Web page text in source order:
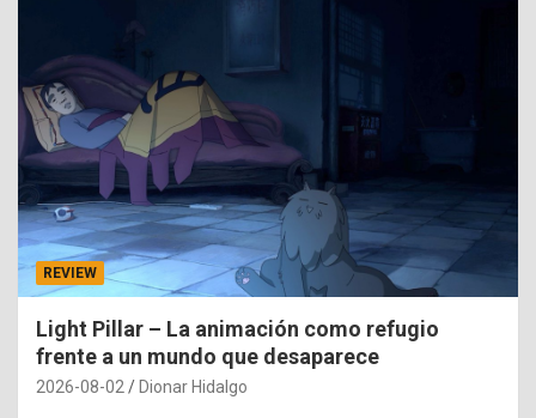
REVIEW
Light Pillar – La animación como refugio
frente a un mundo que desaparece
2026-08-02 Dionar Hidalgo